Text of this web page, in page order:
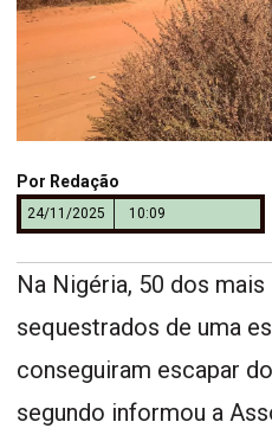
Por Redação
24/11/2025 10:09
Na Nigéria, 50 dos mais
sequestrados de uma
conseguiram escapar
segundo informou a